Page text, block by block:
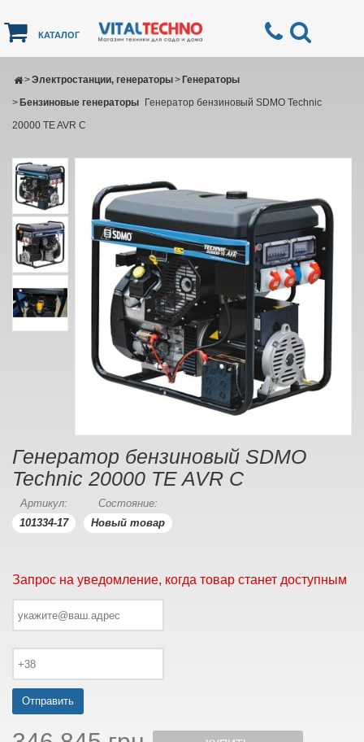
КАТАЛОГ
Электростанции, генераторы
> Генераторы
>
Бензиновые генераторы
>
Генератор бензиновый SDMO Technic
20000 TE AVR C
Генератор бензиновый SDMO
Technic 20000 TE AVR C
Артикул:
101334-17
Состояние:
Новый товар
Запрос на уведомление, когда товар станет доступным
Отправить